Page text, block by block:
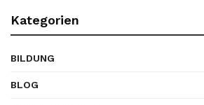
Kategorien
BILDUNG
BLOG